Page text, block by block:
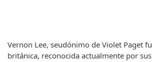
Vernon Lee, seudónimo de Violet Paget
británica, reconocida actualmente por